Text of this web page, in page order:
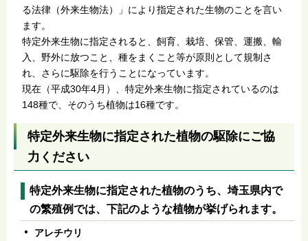
る法律（外来生物法）」により指定された生物のことを言い
ます。
特定外来生物に指定されると、飼育、栽培、保管、運搬、輸
入、野外に放つこと、種をまくこと等が原則として規制さ
れ、さらに駆除を行うことになっています。
現在（平成30年4月）、特定外来生物に指定されているのは
148種で、そのうち植物は16種です。
特定外来生物に指定された植物の駆除にご協
力ください
特定外来生物に指定された植物のうち、埼玉県内で
の繁殖例では、下記のような植物が挙げられます。
アレチウリ